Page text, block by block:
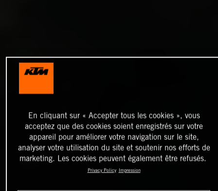
En cliquant sur « Accepter tous les cookies », vous
acceptez que des cookies soient enregistrés sur votre
appareil pour améliorer votre navigation sur le site,
analyser votre utilisation du site et soutenir nos efforts de
marketing. Les cookies peuvent également être refusés.
Privacy Policy Impression